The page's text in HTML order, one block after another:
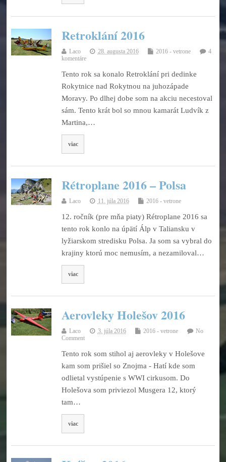
Retroklání 2016
Laco 28. augusta 2016 2016 - vetrone
4
komentáre
Tento rok sa konalo Retroklání pri dedinke
Rokytnice nad Rokytnou na juhozápade
Moravy. Po dlhej dobe som na akciu necestoval
sám. Tento krát bol so mnou kamarát Ludvík z
Martina,…
viac
Rétroplane 2016 – Polsa
Laco 11. júla 2016 2016 - vetrone
12. ročník (pre mňa piaty) Rétroplane 2016 sa
tento rok konlo na úpätí Álp v Taliansku v
lyžiarskom stredisku Polsa. Ja som sa vybral do
krajiny ktorú moc nemusím, a nezamiloval…
viac
Aerovleky Holešov 2016
Laco 3. júla 2016 2016 - vetrone
No
Comment
Tento rok som stihol aj aerovleky v Holešove
kam som prišiel so Znojma - Hatí kde som
odlietal vystúpenie s WWI cirkusom. Do
Holešova som priviezol Musgera 12, ktorý
tam…
viac